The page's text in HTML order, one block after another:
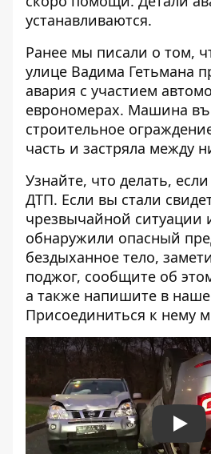
устанавливаются.
Ранее мы писали о том,
улице Вадима Гетьмана
авария с участием
еврономерах. Машина
строительное
часть и застряла между
Узнайте, что делать,
ДТП. Если вы стали
чрезвычайной ситуации
обнаружили опасный
бездыханное тело,
поджог, сообщите об
а также напишите в
Присоединиться к нему
Play